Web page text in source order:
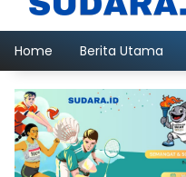
Home Berita Utama